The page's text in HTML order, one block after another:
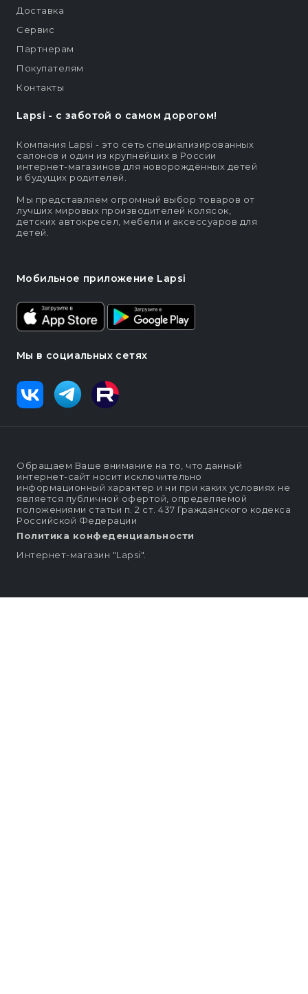
Lapsi - c заботой о самом дорогом!
Компания Lapsi - это сеть специализированных
салонов и один из крупнейших в России
интернет-магазинов для новорождённых детей
и будущих родителей.
Мы представляем огромный выбор товаров от
лучших мировых производителей колясок,
детских автокресел, мебели и аксессуаров для
детей.
Мобильное приложение Lapsi
Мы в социальных сетях
Доставка
Сервис
Партнерам
Покупателям
Контакты
Обращаем Ваше внимание на то, что данный
интернет-сайт носит исключительно
информационный характер и ни при каких условиях не
является публичной офертой, определяемой
положениями статьи п. 2 ст. 437 Гражданского кодекса
Российской Федерации
Политика конфеденциальности
Интернет-магазин "Lapsi".